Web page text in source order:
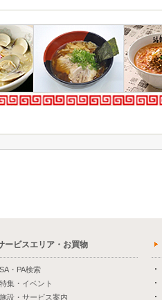
ービスエリア・お買物
SA・PA検索
特集・イベント
施設・サービス案内